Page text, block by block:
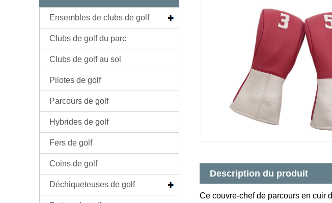
Ensembles de clubs de golf
Clubs de golf du parc
Clubs de golf au sol
Pilotes de golf
Parcours de golf
Hybrides de golf
Fers de golf
Coins de golf
Déchiqueteuses de golf
Description du produit
Ce couvre-chef de parcours en cuir